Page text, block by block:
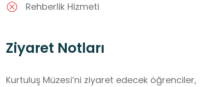
Rehberlik Hizmeti
Ziyaret Notları
Kurtuluş Müzesi’ni ziyaret edecek öğrenciler,